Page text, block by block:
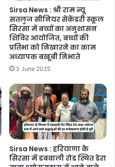
Sirsa News : श्री राम न्यू
सतलुज सीनियर सेकेंडरी स्कूल
सिरसा में बच्चों का अनुशासन
शिविर आयोजित, बच्चों की
प्रतिभा को निखारने का काम
अध्यापक बखूबी निभाते
3 June 2025
Sirsa News : हरियाणा के
सिरसा में डबवाली रोड स्थित डेरा